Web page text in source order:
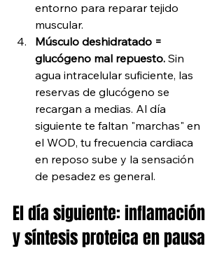
entorno para reparar tejido
muscular.
Músculo deshidratado =
glucógeno mal repuesto. Sin
agua intracelular suficiente, las
reservas de glucógeno se
recargan a medias. Al día
siguiente te faltan "marchas" en
el WOD, tu frecuencia cardiaca
en reposo sube y la sensación
de pesadez es general.
El día siguiente: inflamación
y síntesis proteica en pausa